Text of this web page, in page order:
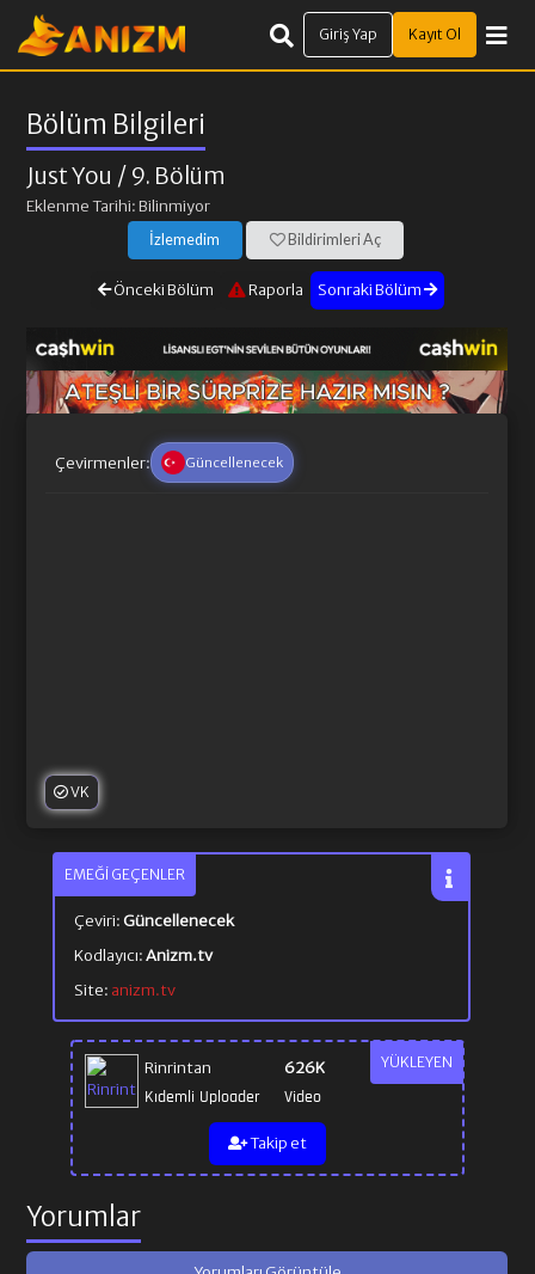
Giriş Yap Kayıt Ol
Bölüm Bilgileri
Just You / 9. Bölüm
Eklenme Tarihi: Bilinmiyor
İzlemedim Bildirimleri Aç
Önceki Bölüm Raporla Sonraki Bölüm
Çevirmenler: Güncellenecek
VK
YÜKLEYEN
Rinrintan
Kıdemli Uploader
626K
Video
Takip et
EMEĞI GEÇENLER
Çeviri: Güncellenecek
Kodlayıcı:Anizm.tv
Site: anizm.tv
Yorumlar